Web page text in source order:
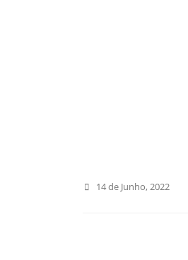
14 de Junho, 2022